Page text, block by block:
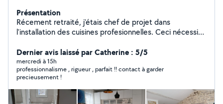
Présentation
Récement retraité, j'étais chef de projet dans
l'installation des cuisines profesionnelles. Ceci nécessite
montage, installation de meubles, travaux divers. J'ai
rénové trois maisons, je suis tres bricoleur et créatif
pour trouver des solutions techniques à vos problemes,
et réfléchir a vos besoin. J'ai aussi de l'experience en
jardinage, arrosage automatique, tonte, taille etc...
Dernier avis laissé par Catherine : 5/5
mercredi à 15h
professionnalisme , rigueur , parfait !! contact à garder
precieusement !